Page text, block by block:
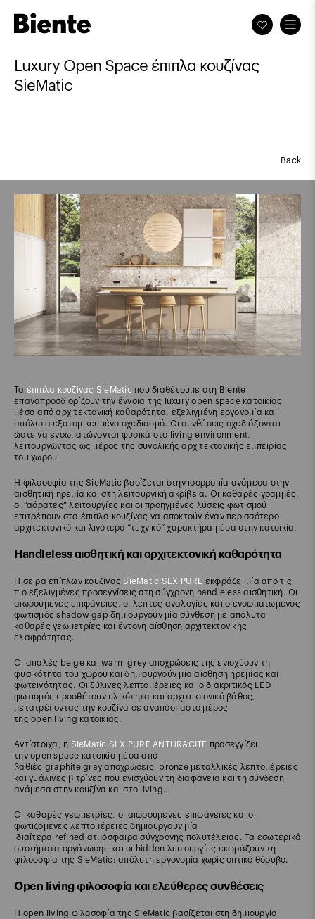
Luxury Open Space έπιπλα κουζίνας
SieMatic
Back
Τα έπιπλα κουζίνας SieMatic που διαθέτουμε στη Biente
επαναπροσδιορίζουν την έννοια της luxury open space κατοικίας
μέσα από αρχιτεκτονική καθαρότητα, εξελιγμένη εργονομία και
απόλυτα εξατομικευμένο σχεδιασμό. Οι συνθέσεις σχεδιάζονται
ώστε να ενσωματώνονται φυσικά στο living environment,
λειτουργώντας ως μέρος της συνολικής αρχιτεκτονικής εμπειρίας
του χώρου.
Η φιλοσοφία της SieMatic βασίζεται στην ισορροπία ανάμεσα στην
αισθητική ηρεμία και στη λειτουργική ακρίβεια. Οι καθαρές γραμμές,
οι “αόρατες” λειτουργίες και οι προηγμένες λύσεις φωτισμού
επιτρέπουν στα έπιπλα κουζίνας να αποκτούν έναν περισσότερο
αρχιτεκτονικό και λιγότερο “τεχνικό” χαρακτήρα μέσα στην κατοικία.
Handleless αισθητική και αρχιτεκτονική καθαρότητα
Η σειρά επίπλων κουζίνας SieMatic SLX PURE εκφράζει μία από τις
πιο εξελιγμένες προσεγγίσεις στη σύγχρονη handleless αισθητική. Οι
αιωρούμενες επιφάνειες, οι λεπτές αναλογίες και ο ενσωματωμένος
φωτισμός shadow gap δημιουργούν μία σύνθεση με απόλυτα
καθαρές γεωμετρίες και έντονη αίσθηση αρχιτεκτονικής
ελαφρότητας.
Οι απαλές beige και warm grey αποχρώσεις της ενισχύουν τη
φυσικότητα του χώρου και δημιουργούν μία αίσθηση ηρεμίας και
φωτεινότητας. Οι ξύλινες λεπτομέρειες και ο διακριτικός LED
φωτισμός προσθέτουν υλικότητα και αρχιτεκτονικό βάθος,
μετατρέποντας την κουζίνα σε αναπόσπαστο μέρος
της open living κατοικίας.
Αντίστοιχα, η SieMatic SLX PURE ANTHRACITE προσεγγίζει
την open space κατοικία μέσα από
βαθιές graphite gray αποχρώσεις, bronze μεταλλικές λεπτομέρειες
και γυάλινες βιτρίνες που ενισχύουν τη διαφάνεια και τη σύνδεση
ανάμεσα στην κουζίνα και στο living.
Οι καθαρές γεωμετρίες, οι αιωρούμενες επιφάνειες και οι
φωτιζόμενες λεπτομέρειες δημιουργούν μία
ιδιαίτερα refined ατμόσφαιρα σύγχρονης πολυτέλειας. Τα εσωτερικά
συστήματα οργάνωσης και οι hidden λειτουργίες εκφράζουν τη
φιλοσοφία της SieMatic: απόλυτη εργονομία χωρίς οπτικό θόρυβο.
Open living φιλοσοφία και ελεύθερες συνθέσεις
Η open living φιλοσοφία της SieMatic βασίζεται στη δημιουργία